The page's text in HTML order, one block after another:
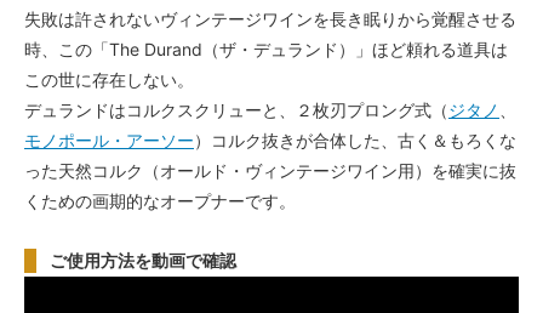
失敗は許されないヴィンテージワインを長き眠りから覚醒させる
時、この「The Durand（ザ・デュランド）」ほど頼れる道具は
この世に存在しない。
デュランドはコルクスクリューと、２枚刃プロング式（ジタノ
モノポール・アーソー）コルク抜きが合体した、古く＆もろくな
った天然コルク（オールド・ヴィンテージワイン用）を確実に抜
くための画期的なオープナーです。
ご使用方法を動画で確認